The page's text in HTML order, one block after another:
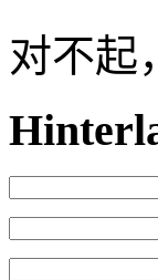
对不起